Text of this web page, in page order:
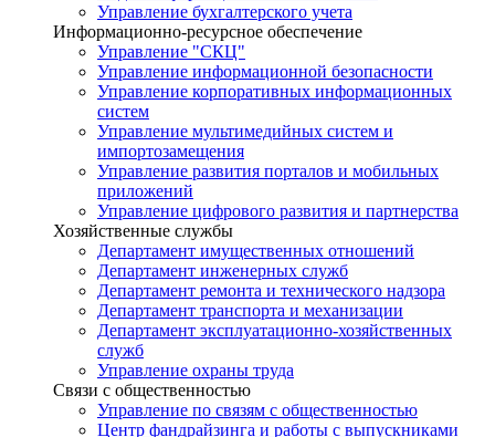
Управление бухгалтерского учета
Информационно-ресурсное обеспечение
Управление "СКЦ"
Управление информационной безопасности
Управление корпоративных информационных
систем
Управление мультимедийных систем и
импортозамещения
Управление развития порталов и мобильных
приложений
Управление цифрового развития и партнерства
Хозяйственные службы
Департамент имущественных отношений
Департамент инженерных служб
Департамент ремонта и технического надзора
Департамент транспорта и механизации
Департамент эксплуатационно-хозяйственных
служб
Управление охраны труда
Связи с общественностью
Управление по связям с общественностью
Центр фандрайзинга и работы с выпускниками